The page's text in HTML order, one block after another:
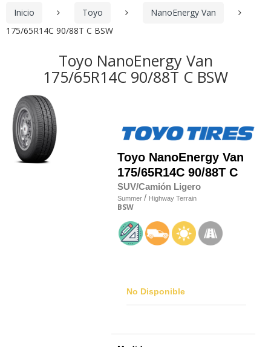
Inicio Toyo
NanoEnergy Van
175/65R14C 90/88T C BSW
Toyo NanoEnergy Van
175/65R14C 90/88T C BSW
Toyo NanoEnergy Van
175/65R14C 90/88T C
SUV/Camión Ligero
Summer / Highway Terrain
BSW
No Disponible